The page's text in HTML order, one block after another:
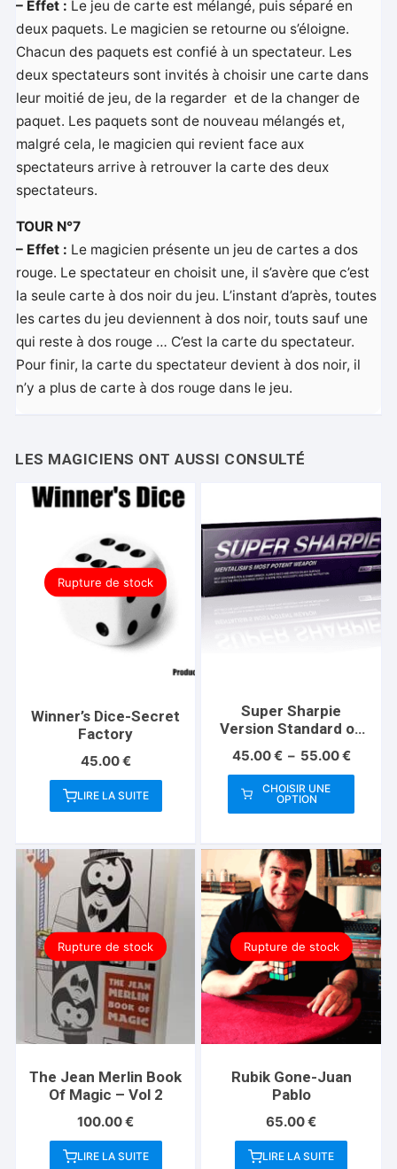
– Effet : Le jeu de carte est mélangé, puis séparé en
deux paquets. Le magicien se retourne ou s’éloigne.
Chacun des paquets est confié à un spectateur. Les
deux spectateurs sont invités à choisir une carte dans
leur moitié de jeu, de la regarder et de la changer de
paquet. Les paquets sont de nouveau mélangés et,
malgré cela, le magicien qui revient face aux
spectateurs arrive à retrouver la carte des deux
spectateurs.
TOUR N°7
– Effet : Le magicien présente un jeu de cartes a dos
rouge. Le spectateur en choisit une, il s’avère que c’est
la seule carte à dos noir du jeu. L’instant d’après, toutes
les cartes du jeu deviennent à dos noir, touts sauf une
qui reste à dos rouge … C’est la carte du spectateur.
Pour finir, la carte du spectateur devient à dos noir, il
n’y a plus de carte à dos rouge dans le jeu.
Rupture de stock
Winner’s Dice-Secret
Factory
45.00€
LIRE LA SUITE
Super Sharpie
Version Standard ou
45.00€ – 55.00€Plage
à
CHOISIR UNE
OPTION
Ce
a
plusieurs
variations.
Les
options
peuvent
être
choisies
sur
la
du
Rupture de stock
The Jean Merlin Book
Of Magic – Vol 2
100.00€
LIRE LA SUITE
Rupture de stock
Rubik Gone-Juan
Pablo
65.00€
LIRE LA SUITE